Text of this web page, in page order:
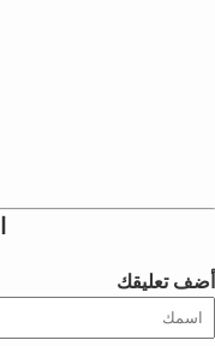
أضف تعليقك